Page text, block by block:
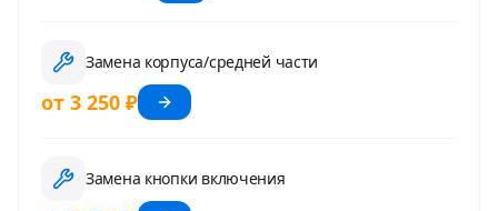
Замена корпуса/средней части
от 3 250 ₽
Замена кнопки включения